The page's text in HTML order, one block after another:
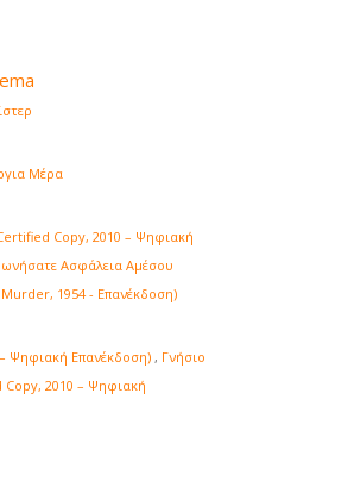
Μέρα
Copy, 2010 – Ψηφιακή
Ασφάλεια Αμέσου
1954 - Επανέκδοση)
Ψηφιακή Επανέκδοση), Γνήσιο
2010 – Ψηφιακή